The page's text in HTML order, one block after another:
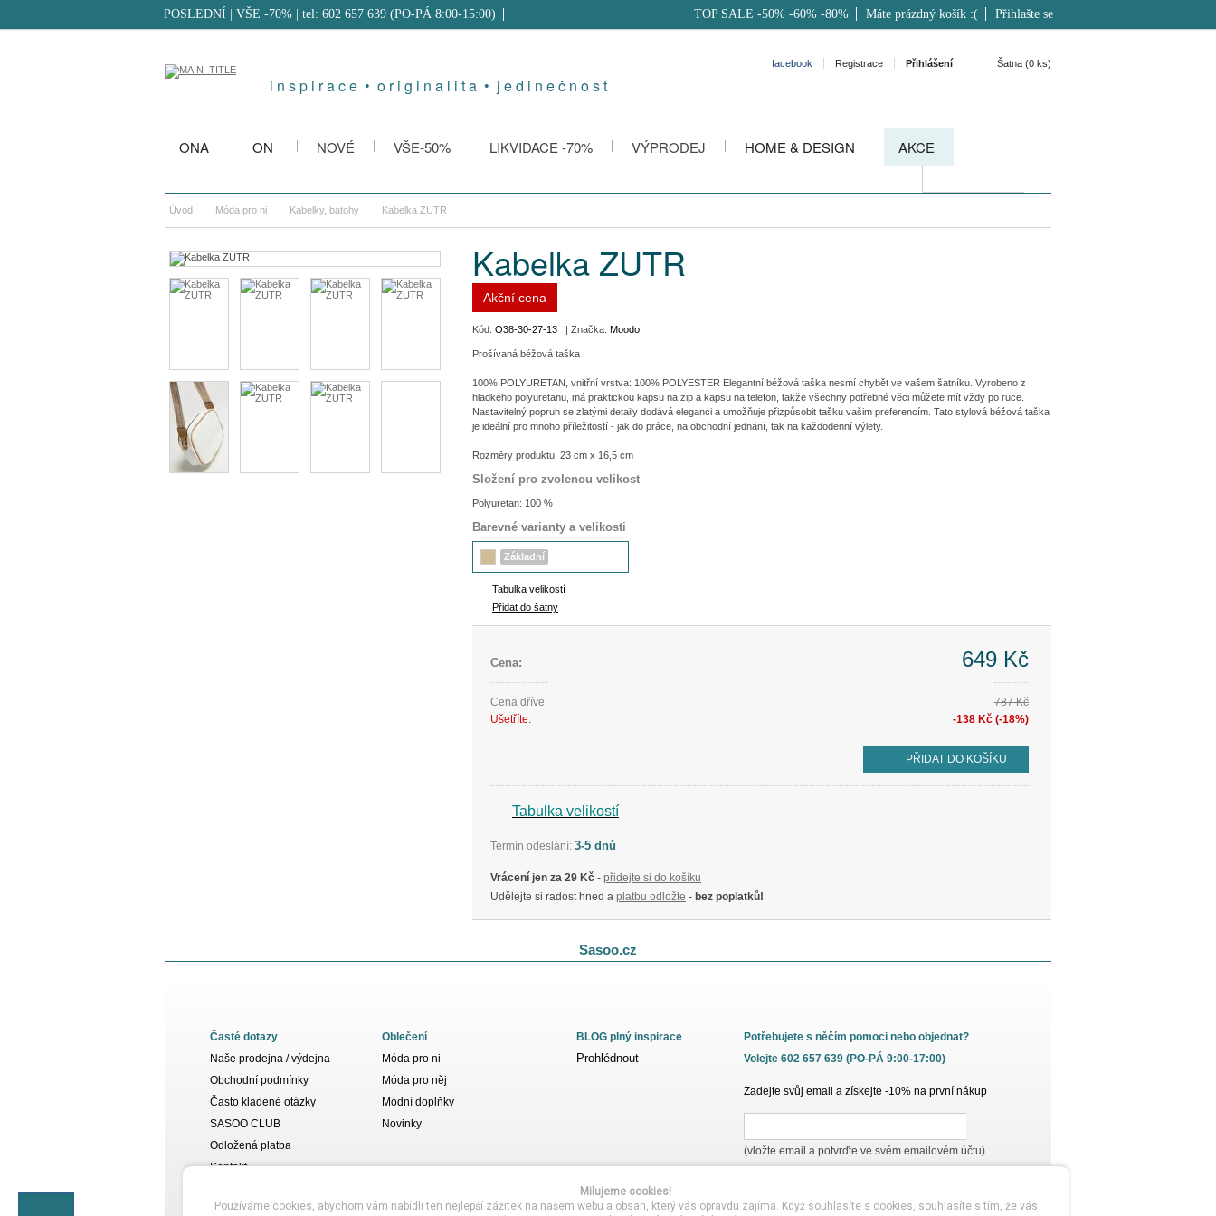
i n s p i r a c e • o r i g i n a l i t a • j e d i n e č n o s t
POSLEDNÍ | VŠE -70%| tel: 602 657 639 (PO-PÁ 8:00-15:00) TOP SALE -50% -60% -80% Máte prázdný košík :( Přihlašte se
facebook Registrace Přihlášení Šatna (0 ks)
ONA ON NOVÉ VŠE-50% LIKVIDACE -70% VÝPRODEJ HOME & DESIGN AKCE
Úvod Móda pro ni Kabelky, batohy Kabelka ZUTR
Kabelka ZUTR
Akční cena
Kód: O38-30-27-13 | Značka: Moodo
Prošívaná béžová taška
100% POLYURETAN, vnitřní vrstva: 100% POLYESTER Elegantní béžová taška nesmí chybět ve vašem šatníku. Vyrobeno z
hladkého polyuretanu, má praktickou kapsu na zip a kapsu na telefon, takže všechny potřebné věci můžete mít vždy po ruce.
Nastavitelný popruh se zlatými detaily dodává eleganci a umožňuje přizpůsobit tašku vašim preferencím. Tato stylová béžová taška
je ideální pro mnoho příležitostí - jak do práce, na obchodní jednání, tak na každodenní výlety.
Rozměry produktu: 23 cm x 16,5 cm
Složení pro zvolenou velikost
Polyuretan: 100 %
Barevné varianty a velikosti
Základní
Tabulka velikostí
Přidat do šatny
Cena: 649 Kč
Cena dříve:
787 Kč
Ušetříte:
-138 Kč (-18%)
PŘIDAT DO KOŠÍKU
Tabulka velikostí
Termín odeslání: 3-5 dnů
Vrácení jen za 29 Kč - přidejte si do košíku
Udělejte si radost hned a platbu odložte - bez poplatků!
Sasoo.cz
Časté dotazy
Naše prodejna / výdejna
Obchodní podmínky
Často kladené otázky
SASOO CLUB
Odložená platba
Kontakt
Oblečení
Móda pro ni
Móda pro něj
Módní doplňky
Novinky
BLOG plný inspirace
Prohlédnout
Potřebujete s něčím pomoci nebo objednat?
Volejte 602 657 639 (PO-PÁ 9:00-17:00)
Zadejte svůj email a získejte -10% na první nákup
(vložte email a potvrďte ve svém emailovém účtu)
Milujeme cookies!
Používáme cookies, abychom vám nabídli ten nejlepší zážitek na našem webu a obsah, který vás opravdu zajímá. Když souhlasíte s cookies, souhlasíte s tím, že vás